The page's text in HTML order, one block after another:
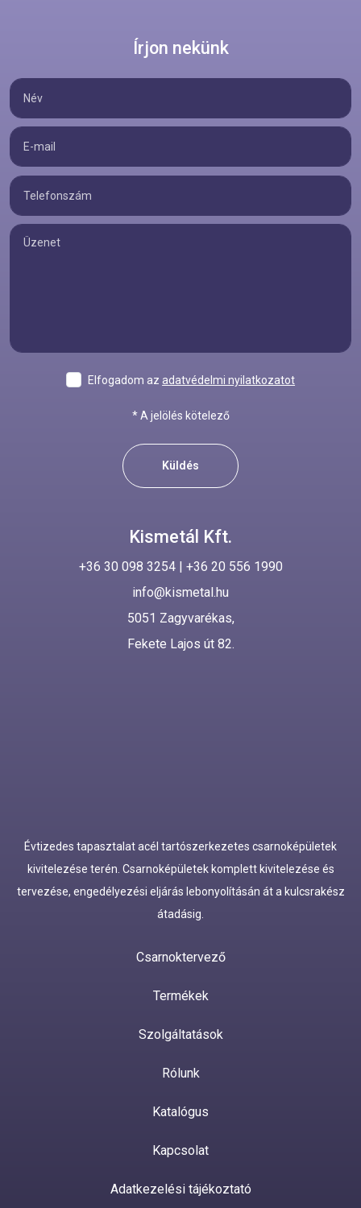
Írjon nekünk
Elfogadom az adatvédelmi nyilatkozatot
* A jelölés kötelező
Küldés
Kismetál Kft.
+36 30 098 3254| +36 20 556 1990
info@kismetal.hu
5051 Zagyvarékas,
Fekete Lajos út 82.
Évtizedes tapasztalat acél tartószerkezetes csarnoképületek
kivitelezése terén. Csarnoképületek komplett kivitelezése és
tervezése, engedélyezési eljárás lebonyolításán át a kulcsrakész
átadásig.
Csarnoktervező
Termékek
Szolgáltatások
Rólunk
Katalógus
Kapcsolat
Adatkezelési tájékoztató